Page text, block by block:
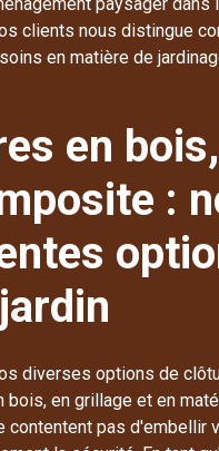
clients nous distingue
en matière de
en
:
diverses options de
bois, en grillage et en
contentent pas d'embellir